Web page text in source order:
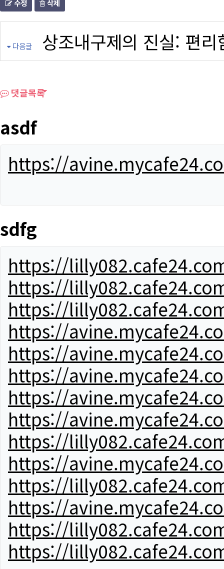
수정 삭제
다음글 상조내구제의 진실: 편
댓글목록
asdf
https://
sdfg
https://
https://
https://
https://
https://
https://
https://
https://
https://
https://
https://
https://
https://
https://